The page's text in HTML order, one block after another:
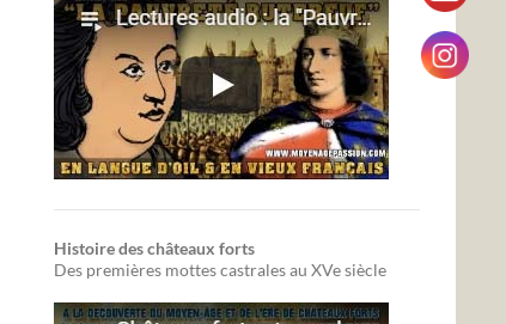
Histoire des châteaux forts
Des premières mottes castrales au XVe siècle